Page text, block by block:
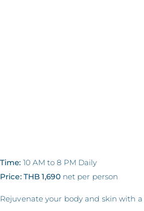
Time: 10 AM to 8 PM Daily
Price: THB 1,690net per person
Rejuvenate your body and skin with a